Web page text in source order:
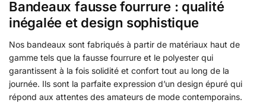
Bandeaux fausse fourrure : qualité
inégalée et design sophistique
Nos bandeaux sont fabriqués à partir de matériaux haut de
gamme tels que la fausse fourrure et le polyester qui
garantissent à la fois solidité et confort tout au long de la
journée. Ils sont la parfaite expression d’un design épuré qui
répond aux attentes des amateurs de mode contemporains.